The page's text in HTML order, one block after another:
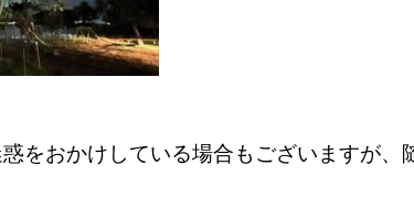
をおかけしている場合もございますが、